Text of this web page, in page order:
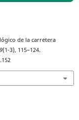
de la carretera
9(1-3), 115–124.